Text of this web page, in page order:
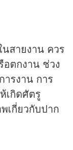
สายงาน ควร
อตกงาน ช่วง
รงาน การ
เกิดศัตรู
เกี่ยวกับปาก